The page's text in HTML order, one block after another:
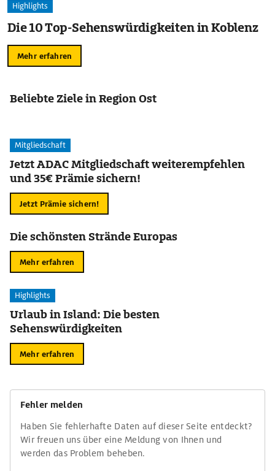
Highlights
Die 10 Top-Sehenswürdigkeiten in Koblenz
Mehr erfahren
Beliebte Ziele in Region Ost
Mitgliedschaft
Jetzt ADAC Mitgliedschaft weiterempfehlen
und 35€ Prämie sichern!
Jetzt Prämie sichern!
Die schönsten Strände Europas
Mehr erfahren
Highlights
Urlaub in Island: Die besten
Sehenswürdigkeiten
Mehr erfahren
Fehler melden
Haben Sie fehlerhafte Daten auf dieser Seite entdeckt?
Wir freuen uns über eine Meldung von Ihnen und
werden das Problem beheben.